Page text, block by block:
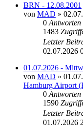
BRN - 12.08.2001
von MAD »
0 Antworten
1483
Letzter
02.07.2026
01.07.2026 -
von MAD »
Hamburg Airport
0 Antworten
1590
Letzter
01.07.2026